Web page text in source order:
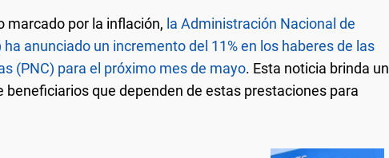
marcado por la inflación, la Administración Nacional de
ha anunciado un incremento del 11% en los haberes de las
(PNC) para el próximo mes de mayo. Esta noticia brinda un
beneficiarios que dependen de estas prestaciones para